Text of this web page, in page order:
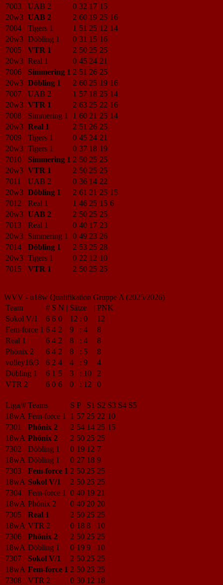
7003
UAB 2 0 32 17 15
20w3 UAB 2 2 60 19 25 16
7004
Tigers 1 1 51 25 12 14
20w3 Döbling 1 0 31 15 16
7005
VTR 1 2 50 25 25
20w3 Real 1 0 45 24 21
7006
Simmering 1 2 51 26 25
20w3 Döbling 1 2 60 25 19 16
7007
UAB 2 1 57 18 25 14
20w3 VTR 1 2 63 25 22 16
7008
Simmering 1 1 60 21 25 14
20w3 Real 1 2 51 26 25
7009
Tigers 1 0 45 24 21
20w3 Tigers 1 0 37 18 19
7010
Simmering 1 2 50 25 25
20w3 VTR 1 2 50 25 25
7011
UAB 2 0 36 14 22
20w3 Döbling 1 2 61 21 25 15
7012
Real 1 1 46 25 15 6
20w3 UAB 2 2 50 25 25
7013
Real 1 0 40 17 23
20w3 Simmering 1 0 49 23 26
7014
Döbling 1 2 53 25 28
20w3 Tigers 1 0 22 12 10
7015
VTR 1 2 50 25 25
WVV - u18w Qualifikation Gruppe A (2025/2026)
Team
# S N | Sätze | PNK
Sokol V/1
6 6 0 12 : 0
12
Fem-force 1 6 4 2 9 : 4
8
Real 1
6 4 2 8 : 4
8
Phönix 2
6 4 2 8 : 5
8
volley16/3
6 2 4 4 : 9
4
Döbling 1
6 1 5 3 : 10
2
VTR 2
6 0 6 0 : 12 0
Liga/# Teams S P S1 S2 S3 S4 S5
18wA Fem-force 1 1 57 25 22 10
7301
Phönix 2 2 54 14 25 15
18wA Phönix 2 2 50 25 25
7302
Döbling 1 0 19 12 7
18wA Döbling 1 0 27 18 9
7303
Fem-force 1 2 50 25 25
18wA Sokol V/1 2 50 25 25
7304
Fem-force 1 0 40 19 21
18wA Phönix 2 0 40 20 20
7305
Real 1 2 50 25 25
18wA VTR 2 0 18 8
10
7306
Phönix 2 2 50 25 25
18wA Döbling 1 0 19 9
10
7307
Sokol V/1 2 50 25 25
18wA Fem-force 1 2 50 25 25
7308
VTR 2 0 30 12 18